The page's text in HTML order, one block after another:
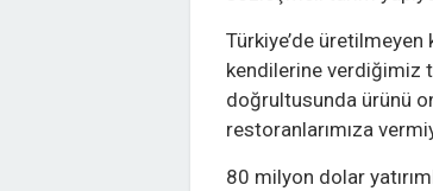
Türkiye’de
kendilerine verdiğimiz
doğrultusunda ürünü
restoranlarımıza
80 milyon dolar